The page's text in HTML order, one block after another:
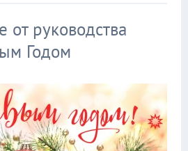
от руководства
Годом